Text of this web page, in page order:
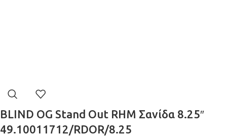
BLIND OG Stand Out RHM Σανίδα 8.25″
49.10011712/RDOR/8.25